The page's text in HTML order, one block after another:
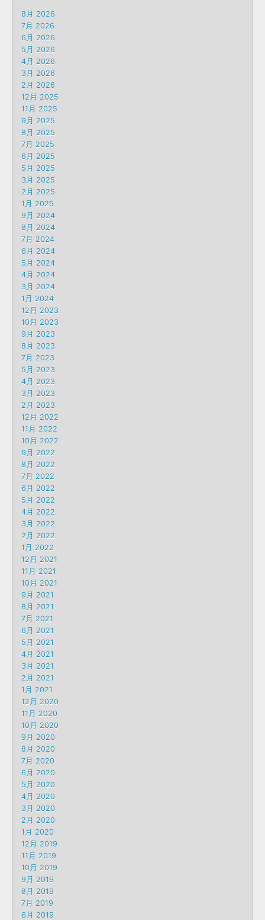
8月 2026
7月 2026
6月 2026
5月 2026
4月 2026
3月 2026
2月 2026
12月 2025
11月 2025
9月 2025
8月 2025
7月 2025
6月 2025
5月 2025
3月 2025
2月 2025
1月 2025
9月 2024
8月 2024
7月 2024
6月 2024
5月 2024
4月 2024
3月 2024
1月 2024
12月 2023
10月 2023
9月 2023
8月 2023
7月 2023
5月 2023
4月 2023
3月 2023
2月 2023
12月 2022
11月 2022
10月 2022
9月 2022
8月 2022
7月 2022
6月 2022
5月 2022
4月 2022
3月 2022
2月 2022
1月 2022
12月 2021
11月 2021
10月 2021
9月 2021
8月 2021
7月 2021
6月 2021
5月 2021
4月 2021
3月 2021
2月 2021
1月 2021
12月 2020
11月 2020
10月 2020
9月 2020
8月 2020
7月 2020
6月 2020
5月 2020
4月 2020
3月 2020
2月 2020
1月 2020
12月 2019
11月 2019
10月 2019
9月 2019
8月 2019
7月 2019
6月 2019